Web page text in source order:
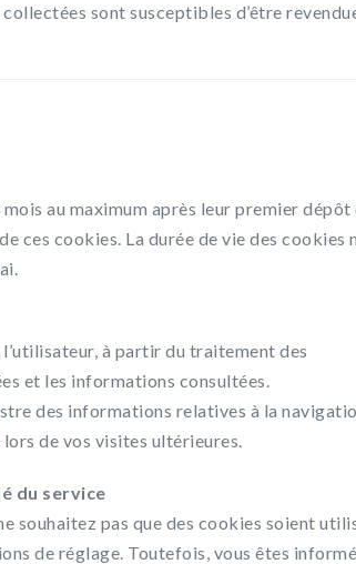
sont susceptibles d’être
au maximum après leur premier dépôt
ces cookies. La durée de vie des cookies
à partir du traitement des
et les informations consultées.
des informations relatives à la
de vos visites ultérieures.
du service
souhaitez pas que des cookies soient
de réglage. Toutefois, vous êtes